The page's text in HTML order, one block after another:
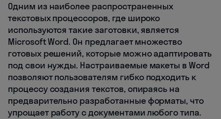
Одним из наиболее распространенных
текстовых процессоров, где широко
используются такие заготовки, является
Microsoft Word. Он предлагает множество
готовых решений, которые можно адаптировать
под свои нужды. Настраиваемые макеты в Word
позволяют пользователям гибко подходить к
процессу создания текстов, опираясь на
предварительно разработанные форматы, что
упрощает работу с документами любого типа.